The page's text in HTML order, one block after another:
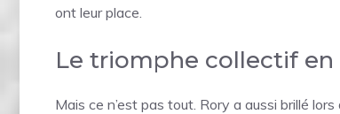
ont leur place.
Le triomphe collectif en
Mais ce n’est pas tout. Rory a aussi brillé